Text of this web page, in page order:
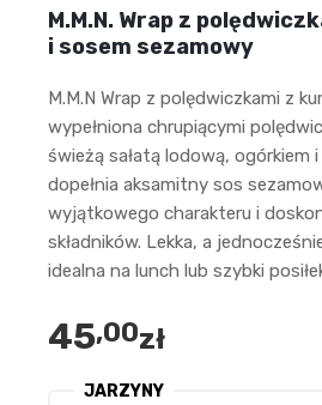
M.M.N. Wrap z
i sosem sezamowy
M.M.N Wrap z polędwiczkami z
wypełniona chrupiącymi
świeżą sałatą lodową, ogórkiem i
dopełnia aksamitny sos
wyjątkowego charakteru i
składników. Lekka, a
idealna na lunch lub szybki
45,00zł
JARZYNY